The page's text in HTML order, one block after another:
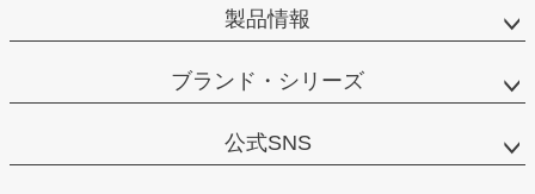
製品情報
ブランド・シリーズ
公式SNS